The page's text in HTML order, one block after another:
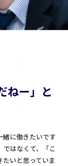
ねー」と
緒に働きたいです
はなくて、「こ
いと思っていま